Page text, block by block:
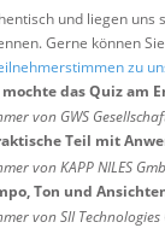
und liegen
Gerne können
zu
mochte das Quiz am
von GWS
Teil mit
von KAPP NILES
Ton und
von SII